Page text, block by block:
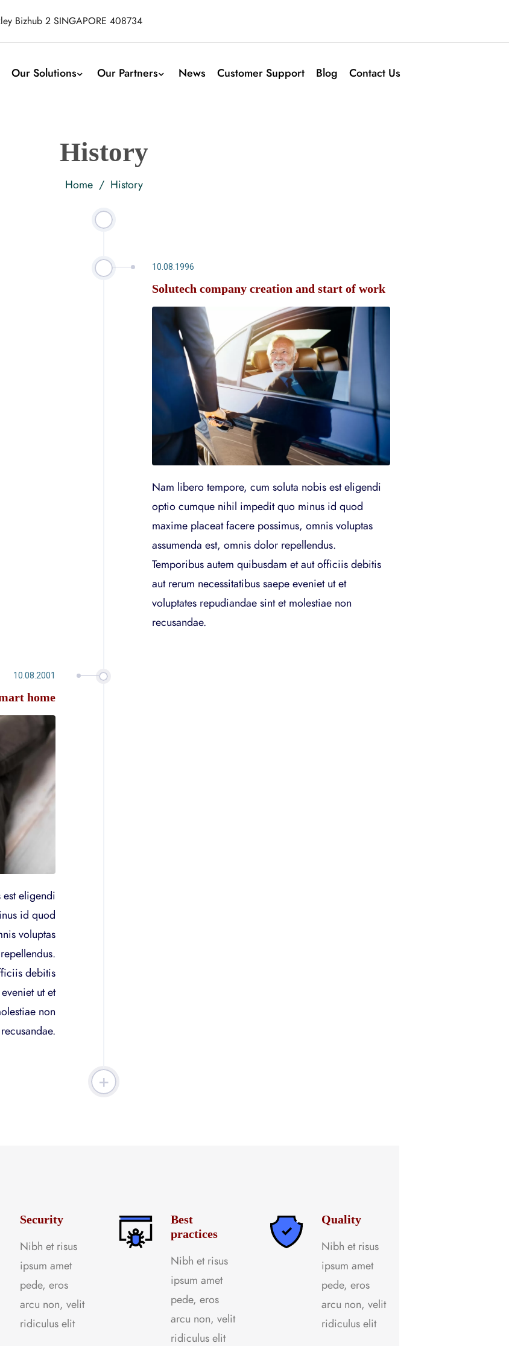
Bizhub 2 SINGAPORE 408734
Our Solutions Our Partners News Customer Support Blog Contact Us
History
Home/ History
10.08.1996
Solutech company creation and start of work
Nam libero tempore, cum soluta nobis est eligendi
optio cumque nihil impedit quo minus id quod
maxime placeat facere possimus, omnis voluptas
assumenda est, omnis dolor repellendus.
Temporibus autem quibusdam et aut officiis debitis
aut rerum necessitatibus saepe eveniet ut et
voluptates repudiandae sint et molestiae non
recusandae.
10.08.2001
home
eligendi
id quod
voluptas
debitis
ut et
non
recusandae.
+
Security
Nibh et risus
ipsum amet
pede, eros
arcu non, velit
ridiculus elit
Best
practices
Nibh et risus
ipsum amet
pede, eros
arcu non, velit
ridiculus elit
Quality
Nibh et risus
ipsum amet
pede, eros
arcu non, velit
ridiculus elit